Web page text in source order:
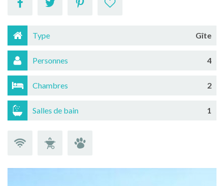
Type Gîte
Personnes 4
Chambres 2
Salles de bain 1